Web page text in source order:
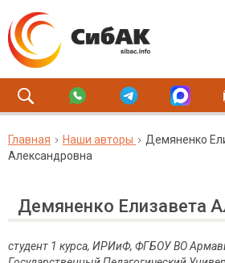
Главная Наши авторы
Демяненко
Александровна
Демяненко Елизавета
студент 1 курса, ИРИиФ, ФГБОУ ВО